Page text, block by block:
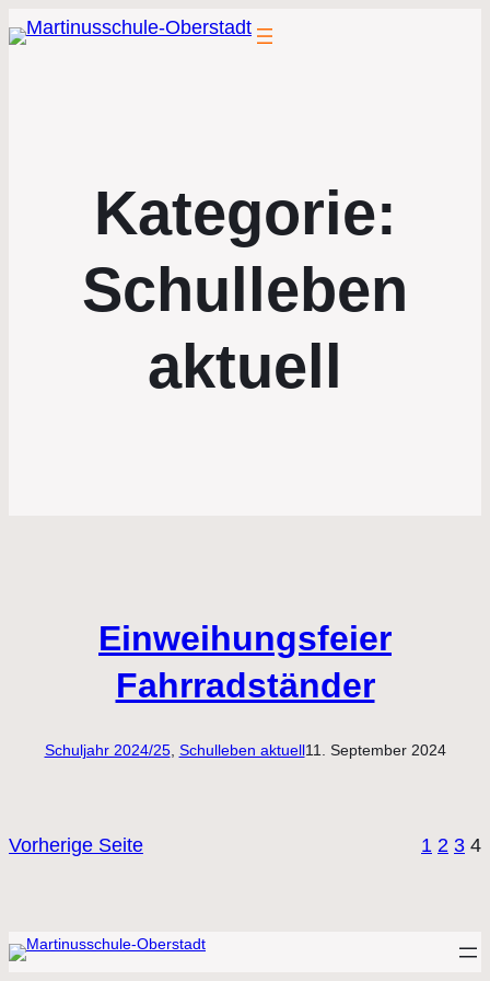
Kategorie:
Schulleben
aktuell
Einweihungsfeier
Fahrradständer
Schuljahr 2024/25, Schulleben aktuell11. September 2024
Vorherige Seite 1 2 3 4